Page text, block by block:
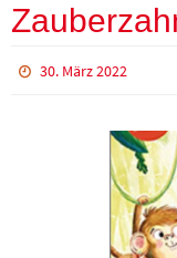
30. März 2022